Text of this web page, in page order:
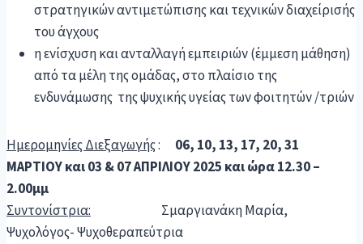
στρατηγικών αντιμετώπισης και τεχνικών διαχείρισής
του άγχους
η ενίσχυση και ανταλλαγή εμπειριών (έμμεση μάθηση)
από τα μέλη της ομάδας, στο πλαίσιο της
ενδυνάμωσης της ψυχικής υγείας των φοιτητών /τριών
Ημερομηνίες Διεξαγωγής: 06, 10, 13, 17, 20, 31
ΜΑΡΤΙΟΥ και 03 & 07 ΑΠΡΙΛΙΟΥ 2025 και ώρα 12.30 –
2.00μμ
Συντονίστρια: Σμαργιανάκη Μαρία,
Ψυχολόγος- Ψυχοθεραπεύτρια